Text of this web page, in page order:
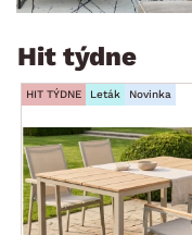
Hit týdne
HIT TÝDNE Leták Novinka